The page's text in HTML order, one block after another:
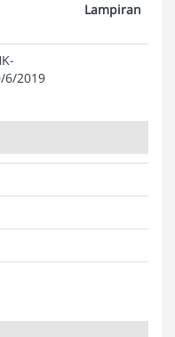
Lampiran
6/2019